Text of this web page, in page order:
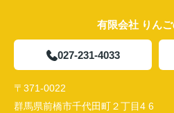
有限会社 りん
027-231-4033
〒371-0022
群馬県前橋市千代田町２丁目4 6